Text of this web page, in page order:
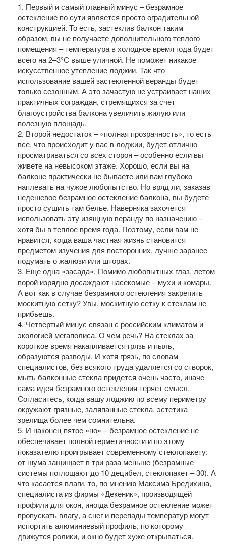
1. Первый и самый главный минус – безрамное
остекление по сути является просто оградительной
конструкцией. То есть, застеклив балкон таким
образом, вы не получаете дополнительного теплого
помещения – температура в холодное время года будет
всего на 2–3°С выше уличной. Не поможет никакое
искусственное утепление лоджии. Так что
использование вашей застекленной веранды будет
только сезонным. А это зачастую не устраивает наших
практичных сограждан, стремящихся за счет
благоустройства балкона увеличить жилую или
полезную площадь.
2. Второй недостаток – «полная прозрачность», то есть
все, что происходит у вас в лоджии, будет отлично
просматриваться со всех сторон – особенно если вы
живете на невысоком этаже. Хорошо, если вы на
балконе практически не бываете или вам глубоко
наплевать на чужое любопытство. Но вряд ли, заказав
недешевое безрамное остекление балкона, вы будете
просто сушить там белье. Наверняка захочется
использовать эту изящную веранду по назначению –
хотя бы в теплое время года. Поэтому, если вам не
нравится, когда ваша частная жизнь становится
предметом изучения для посторонних, лучше заранее
подумать о жалюзи или шторах.
3. Еще одна «засада». Помимо любопытных глаз, летом
порой изрядно досаждают насекомые – мухи и комары.
А вот как в случае безрамного остекления закрепить
москитную сетку? Увы, москитную сетку к стеклам не
прибьешь.
4. Четвертый минус связан с российским климатом и
экологией мегаполиса. О чем речь? На стеклах за
короткое время накапливается грязь и пыль,
образуются разводы. И хотя грязь, по словам
специалистов, без всякого труда удаляется со створок,
мыть балконные стекла придется очень часто, иначе
сама идея безрамного остекления теряет смысл.
Согласитесь, когда вашу лоджию по всему периметру
окружают грязные, заляпанные стекла, эстетика
зрелища более чем сомнительна.
5. И наконец пятое «но» – безрамное остекление не
обеспечивает полной герметичности и по этому
показателю проигрывает современному стеклопакету:
от шума защищает в три раза меньше (безрамные
системы поглощают до 10 децибел, стеклопакет – 30). А
что касается влаги, то, по мнению Максима Бредихина,
специалиста из фирмы «Декеник», производящей
профили для окон, иногда безрамное остекление может
пропускать влагу, а снег и перепады температур могут
испортить алюминиевый профиль, по которому
движутся ролики, и окно будет хуже открываться.